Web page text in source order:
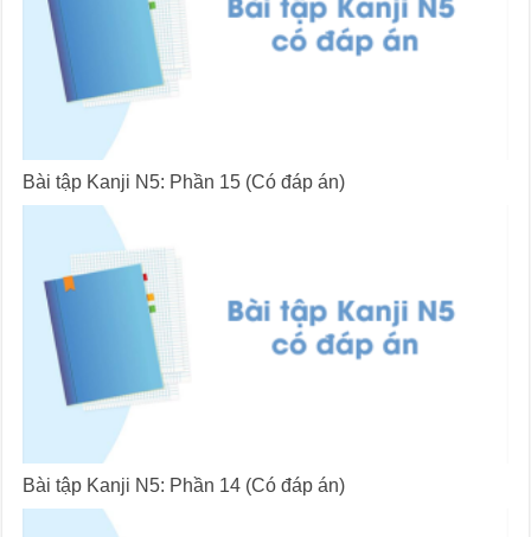
Bài tập Kanji N5: Phần 15 (Có đáp án)
Bài tập Kanji N5: Phần 14 (Có đáp án)